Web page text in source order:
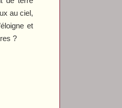
au ciel,
et
?